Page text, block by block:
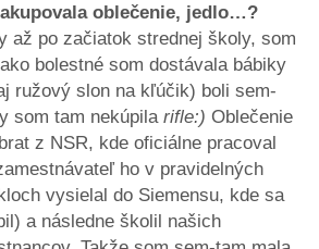
oblečenie, jedlo…?
až po začiatok strednej školy, som
bolestné som dostávala bábiky
ružový slon na kľúčik) boli sem-
som tam nekúpila rifle:) Oblečenie
z NSR, kde oficiálne pracoval
ho v pravidelných
vysielal do Siemensu, kde sa
a následne školil našich